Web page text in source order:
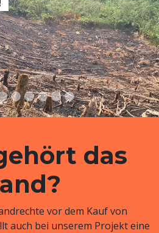
das
vor dem Kauf von
auch bei unserem Projekt eine